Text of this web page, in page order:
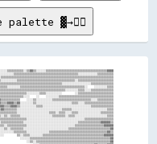
palette ▓→✊🏽
░░░░░░░░░░▒▒▒▒▒▒▒▒▒▒▒▒▒▒▒▒▒▒▒▒▒▒▒▒▒▒▒▒▒▒▒▒▒▒▒▒▒▒▒▒▒▒▒▒▒▒
▓▓▒▒▒▒▒▒▒▒▒▒▒▒▒▒▒▒▒▒▒▒▒▒░░░░░░▒▒▒▒▒▒░░░░░░░░░░░░░░░░░░░░░░░░░░░░░░▒▒▒▒▒▒▒▒▒▒▒▒▒▒▒▒▒▒▒▒▓▓▓▓▒▒▒▒▒▒▓▓▒▒▒▒░░░░░░      ░░░░░░▒▒▒▒▒▒▒▒▒▒▒▒▒▒▒▒▒▒▒▒▒▒▒▒▒▒▒▒▒▒▒▒▒▒▒▒▒▒▒▒▒▒▒▒▒▒▒▒▒▒
▒▒▒▒▒▒▒▒▒▒▒▒▒▒▒▒▒▒▒▒▒▒▒▒▒▒▒▒▒▒▒▒▒▒░░░░░░░░░░░░░░░░░░░░░░░░░░░░░░▒▒▒▒▒▒▒▒▒▒▒▒▒▒▒▒▒▒▒▒▒▒▒▒▓▓▒▒▒▒░░▒▒▒▒▒▒▒▒▒▒░░░░░░░░▒▒▒▒▒▒▒▒░░▓▓▒▒▓▓▓▓▓▓▒▒▒▒▒▒▒▒▒▒▒▒▒▒▒▒▒▒▒▒▒▒▒▒▒▒▒▒▒▒▒▒▒▒▒▒
▒▒▒▒▒▒▒▒▒▒▒▒▒▒▒▒▒▒▒▒▒▒▒▒▒▒▒▒▒▒░░░░░░░░░░░░░░░░░░░░░░░░░░░░░░▒▒▒▒▒▒▒▒▒▒▒▒▒▒▒▒▒▒▒▒▒▒▒▒▒▒▒▒▒▒▒▒▒▒▒▒▒▒▒▒▓▓▒▒▒▒▒▒▒▒▒▒░░▒▒▒▒▒▒░░░░░░▓▓▓▓▓▓▓▓▓▓▓▓▓▓▓▓▓▓▓▓▓▓▓▓▓▓▓▓▓▓▒▒▓▓▒▒▒▒▒▒▒▒▒▒
▒▒▒▒▒▒▒▒▒▒▒▒▒▒▒▒▒▒▒▒▒▒▒▒▒▒▒▒░░░░░░░░░░░░░░░░░░░░░░░░░░▒▒▒▒▒▒▒▒▒▒▒▒▒▒▒▒▒▒▒▒▒▒▒▒▒▒▒▒▒▒▒▒▒▒▒▒▒▒▒▒░░▒▒▒▒▒▒▒▒▒▒▒▒▒▒▒▒▒▒▒▒░░░░▒▒▒▒░░▒▒▓▓▓▓▓▓▓▓▓▓▓▓▓▓▓▓▓▓▓▓▓▓▓▓▓▓▓▓▓▓▓▓▓▓▓▓▓▓▓▓▒▒
▒▒▒▒▒▒▒▒▒▒▒▒▒▒▒▒▒▒▒▒▒▒▒▒▒▒▒▒░░░░░░░░░░░░░░░░░░▒▒▒▒▒▒▒▒▒▒▒▒▒▒▒▒▒▒▒▒▒▒▒▒▒▒▒▒▒▒▒▒▒▒░░░░▒▒▓▓▓▓▓▓░░░░░░▒▒▒▒▒▒▒▒▒▒▒▒▒▒░░░░░░░░▒▒▒▒░░░░▒▒▓▓▓▓▓▓▓▓▓▓▓▓▓▓▓▓▓▓▓▓▓▓▓▓▓▓▓▓▓▓▓▓▓▓▓▓▓▓▓▓
▒▒▒▒▒▒▒▒▒▒▒▒▒▒▒▒▒▒▒▒▒▒▒▒▒▒▒▒░░░░░░░░░░░░▒▒▒▒▒▒▒▒▒▒▒▒▒▒▒▒▒▒▒▒▒▒▒▒▒▒▒▒▒▒▒▒▒▒▒▒▒▒▒▒░░▒▒▓▓▒▒▓▓▓▓▒▒░░▒▒▒▒▒▒░░▒▒▓▓▒▒▒▒▒▒░░░░▒▒▒▒░░▒▒░░░░░░▓▓▓▓▓▓▓▓▓▓▓▓▓▓▓▓▓▓▓▓▓▓▓▓▓▓▓▓▓▓▓▓▓▓▓▓▓▓
▒▒▒▒▒▒▒▒▒▒▒▒▒▒▒▒▒▒▒▒▒▒▒▒▒▒▒▒▒▒░░▒▒▒▒▒▒▒▒▒▒▒▒▒▒▒▒▒▒▒▒▒▒▒▒▒▒▒▒▒▒▒▒▒▒▒▒▒▒▒▒▒▒▒▒▒▒░░▒▒▒▒▒▒▓▓▓▓▒▒▓▓░░░░▒▒░░░░  ▓▓▒▒▒▒░░▒▒░░▒▒▒▒░░░░░░░░░░▒▒▓▓▓▓▓▓▓▓▓▓▓▓▓▓▓▓▓▓▓▓▓▓▓▓▓▓▓▓▓▓▓▓▓▓▓▓
▒▒▒▒▒▒▒▒▒▒▒▒▒▒▒▒▒▒▒▒▒▒▒▒▒▒▒▒▒▒▒▒▒▒▒▒▒▒▒▒▒▒▒▒▒▒▒▒▒▒▒▒▒▒▒▒▒▒▒▒▒▒▒▒▒▒▒▒▒▒▒▒░░▒▒▒▒▒▒▒▒▒▒▒▒▓▓▓▓▒▒▓▓░░░░▒▒░░░░▒▒▓▓▒▒░░░░▒▒░░▒▒░░░░░░░░░░░░░░▒▒▓▓▓▓▓▓▓▓▓▓▓▓▓▓▓▓▓▓▓▓▓▓▓▓▓▓▓▓▓▓▓▓▓▓
▒▒▒▒▒▒▒▒▒▒▒▒▒▒▒▒▒▒▒▒▒▒▒▒▒▒▒▒▒▒▒▒▒▒▒▒▒▒▒▒▒▒▒▒▒▒▒▒▒▒▒▒▒▒▒▒▒▒▒▒▒▒▒▒▒▒▒▒▒▒▒▒▒▒▒▒▒▒▒▒▒▒▓▓▒▒▓▓▓▓▓▓▓▓░░  ▓▓░░░░▓▓▒▒▒▒▒▒▒▒▒▒░░▒▒▒▒░░░░░░░░░░░░░░▒▒▓▓▓▓▓▓▓▓▓▓▓▓▓▓▓▓▓▓▓▓▓▓▓▓▓▓▓▓▓▓▓▓
▒▒▒▒▒▒▒▒▒▒▒▒▒▒▒▒▒▒▒▒▒▒▒▒▒▒▒▒▓▓▒▒▒▒▒▒▒▒▒▒▒▒▒▒▒▒▒▒▒▒▒▒▒▒▒▒▒▒▒▒▒▒▒▒▒▒▒▒▒▒▒▒▒▒▒▒▒▒▒▒▒▒▓▓▒▒▓▓▒▒▓▓▒▒░░░░▓▓░░░░▒▒▒▒▒▒▒▒▒▒░░░░▒▒▒▒░░░░▒▒░░░░░░░░░░▒▒▓▓▒▒▒▒▓▓▓▓▓▓▓▓▓▓▓▓▓▓▓▓▓▓▓▓▓▓▓▓
▒▒▒▒▒▒▒▒▒▒▒▒▒▒▒▒▒▒▒▒▒▒▒▒▓▓▓▓▒▒▒▒▒▒▒▒▒▒▒▒▒▒▒▒▒▒▒▒▒▒▒▒▒▒▒▒▒▒▒▒▒▒▒▒▒▒▒▒▒▒▒▒▒▒▒▒▒▒▒▒▒▒▓▓▒▒▒▒▓▓▓▓▓▓░░░░▒▒░░░░▒▒▒▒▒▒▒▒▓▓▒▒▒▒▒▒░░░░░░░░░░▒▒░░░░░░░░▒▒▒▒▒▒▒▒▒▒▒▒▒▒▒▒▓▓▓▓▓▓▓▓▓▓▓▓▓▓
▒▒▒▒▒▒▒▒▒▒▒▒▒▒▒▒▒▒▒▒▓▓▒▒▓▓▒▒▒▒▒▒▒▒▒▒▒▒▒▒▒▒▒▒▒▒▒▒▒▒▒▒▒▒▒▒▒▒▒▒▒▒▒▒▒▒▒▒▒▒▒▒▒▒▒▒▒▒▒▒▒▒▒▒▒▒▒▒▓▓▓▓▒▒░░░░░░░░░░▓▓▓▓▒▒▒▒▒▒░░▒▒▒▒▒▒░░░░░░░░░░▒▒░░░░░░▒▒▒▒▒▒▒▒▒▒▒▒▒▒▒▒▒▒▒▒▒▒▓▓▓▓▓▓▓▓
▓▓▒▒▒▒▒▒▒▒▒▒▒▒▒▒▒▒▒▒▓▓▓▓▓▓▒▒▒▒▒▒▒▒▒▒▒▒▒▒▒▒▒▒▒▒▒▒▒▒▒▒▒▒▒▒▒▒▒▒▒▒▒▒▒▒▒▒▒▒▒▒▒▒▒▒▒▒▒▒▒▒▒▒▓▓▓▓▒▒▓▓▒▒▒▒▒▒░░▒▒▒▒▒▒▒▒▒▒▒▒▒▒░░▒▒▒▒▒▒░░░░░░░░░░░░▒▒░░░░░░▒▒▒▒▒▒▒▒▒▒▒▒▒▒▒▒▒▒▒▒▒▒▒▒▒▒▒▒
▓▓▓▓▒▒▒▒▒▒▒▒▒▒▒▒▓▓▓▓▒▒▓▓▓▓▒▒▒▒▒▒▒▒▒▒▒▒▒▒▒▒▒▒▒▒▒▒▒▒▒▒▒▒▒▒▒▒▒▒▒▒▒▒▒▒▒▒▒▒▒▒▒▒▒▒▒▒▒▒▒▒▒▒▓▓▓▓▓▓▓▓▒▒▒▒░░░░▒▒▓▓▓▓▒▒░░▒▒▒▒▒▒▒▒▒▒▒▒░░░░░░░░░░░░░░░░░░░░▒▒▒▒▒▒▒▒▒▒▒▒▒▒▒▒▒▒▒▒▒▒▒▒▓▓▒▒
▓▓▓▓▓▓▓▓▓▓▓▓▓▓▓▓▓▓▓▓▒▒▒▒▒▒▒▒▒▒▒▒▒▒▒▒▒▒▒▒▒▒▒▒▒▒▒▒▒▒▒▒▒▒▒▒▒▒▒▒▒▒▒▒▒▒▒▒▒▒▒▒▒▒▒▒▒▒▒▒▒▒▒▒▓▓▒▒▓▓▒▒▒▒▒▒▒▒▒▒▓▓▓▓▓▓▒▒▒▒▒▒▒▒▒▒▒▒▒▒▒▒░░░░░░░░░░░░░░░░░░░░▒▒▒▒▒▒▒▒▒▒▒▒▒▒▒▒▒▒▒▒▒▒▒▒▒▒▒▒
▓▓▓▓▓▓▓▓▓▓▓▓▓▓▓▓▓▓▓▓▓▓▓▓▓▓▓▓▒▒▒▒▒▒▒▒▒▒▒▒▒▒▒▒▒▒▒▒▒▒▒▒▒▒▒▒▒▒▒▒▒▒▒▒▒▒▒▒▒▒▒▒▒▒▒▒▒▒▒▒▒▒▒▒▒▒▓▓▓▓▒▒▒▒▓▓▓▓▓▓▓▓▓▓▓▓▒▒▒▒▒▒▒▒▒▒▒▒▒▒▒▒░░░░░░▒▒░░░░░░░░░░░░░░▒▒▒▒▒▒▒▒▒▒▒▒▒▒▒▒▒▒▒▒▒▒▒▒▒▒
▓▓▓▓▓▓▓▓▓▓▓▓▓▓▓▓▓▓▓▓▓▓▓▓▒▒▓▓▒▒▒▒▒▒▒▒▒▒▒▒▒▒▒▒▒▒▒▒▒▒▒▒▒▒▒▒▒▒▒▒▒▒▒▒▒▒▒▒▒▒▒▒▒▒▒▒▒▒▒▒▒▒▒▒▒▒▒▒▓▓▒▒▒▒▒▒▒▒▒▒▓▓▓▓▓▓▓▓▒▒▒▒▒▒░░▒▒▒▒▒▒░░░░░░░░░░░░░░░░░░░░░░░░▒▒▒▒▒▒▒▒▒▒▒▒▒▒▒▒▒▒▒▒▒▒▒▒
▓▓▓▓▓▓▓▓▓▓▓▓▓▓▓▓▓▓▓▓▓▓▓▓▓▓▒▒▒▒▒▒▒▒▒▒▒▒▒▒▒▒▒▒▒▒▒▒▒▒▒▒▒▒▒▒▒▒▒▒▒▒▒▒▒▒▒▒▒▒▒▒▒▒▒▒▒▒▒▒▒▒▒▒▒▒▒▒▓▓▒▒▓▓▒▒▒▒▒▒▓▓▓▓▓▓▓▓▒▒▒▒▒▒▒▒▒▒▒▒▒▒░░▒▒░░░░░░░░░░░░░░░░░░░░▒▒▒▒▒▒▒▒▒▒▒▒▒▒▒▒▒▒▒▒▒▒▒▒
▓▓▓▓▓▓▓▓▓▓▓▓▓▓▓▓▓▓▓▓▓▓▓▓▓▓▓▓▒▒▒▒▒▒▒▒▒▒▒▒▒▒▒▒▒▒▒▒▒▒▒▒▒▒▒▒▒▒▒▒▒▒▒▒▒▒▒▒▒▒▒▒▒▒▒▒▒▒▒▒▒▒▒▒▒▒▒▒▒▒▒▒▒▒▒▒▓▓▒▒▒▒▓▓▓▓▓▓▒▒▒▒▒▒▒▒▒▒▒▒▒▒▒▒▒▒░░▒▒▒▒░░░░░░░░░░░░░░░░▒▒▒▒▒▒▒▒▒▒▒▒▒▒▒▒▒▒▒▒▒▒
▓▓▓▓▓▓▓▓▓▓▓▓▓▓▓▓▓▓▓▓▓▓▓▓▓▓▓▓▓▓▓▓▒▒▒▒▒▒▒▒▒▒▒▒▒▒▒▒▒▒▒▒▒▒▒▒▒▒▒▒▒▒▒▒▒▒▒▒▒▒▒▒▒▒▒▒▒▒▒▒▒▒▒▒▒▒▒▒▓▓▒▒▓▓▒▒▓▓▒▒▒▒▒▒▒▒▓▓▒▒▒▒▒▒▒▒▒▒▒▒▒▒▒▒▒▒▒▒▒▒▒▒░░░░░░░░░░░░░░░░░░▒▒▒▒▒▒▒▒▒▒▒▒▒▒▒▒▒▒▒▒
▓▓▓▓▓▓▓▓▓▓▓▓▓▓▓▓▓▓▓▓▓▓▓▓▓▓▓▓▓▓▓▓▓▓▓▓▒▒▒▒▒▒▒▒▒▒▒▒▒▒▒▒▒▒▒▒▒▒▒▒▒▒▒▒▒▒▒▒▒▒▒▒▒▒▒▒▒▒▒▒▒▒▒▒▒▒▒▒▓▓▒▒▒▒▒▒▒▒▓▓▒▒▒▒▒▒▒▒▓▓▒▒▒▒▒▒▒▒▒▒▒▒▒▒▒▒▒▒▒▒▒▒░░░░░░░░░░░░░░░░░░▒▒▒▒▒▒▒▒▒▒▒▒▒▒▒▒▓▓▒▒
▓▓▓▓▓▓▓▓▓▓▓▓▓▓▓▓▓▓▓▓▓▓▓▓▓▓▓▓▓▓▓▓▓▓▓▓▓▓▓▓▒▒▒▒▒▒▒▒▒▒▒▒▒▒▒▒▒▒▒▒▒▒▒▒▒▒▒▒▒▒▒▒▒▒▒▒▒▒▒▒▒▒▒▒▒▒▒▒▒▒▓▓▓▓▒▒▒▒▒▒▓▓▒▒▒▒▒▒▒▒▓▓▒▒▒▒▒▒▒▒▒▒▒▒▒▒▒▒▒▒▒▒░░░░░░░░░░░░░░░░░░░░▒▒▒▒▒▒▒▒▒▒▒▒▓▓▒▒▒▒
▓▓▓▓▓▓▓▓▓▓▓▓▓▓▓▓▓▓▓▓▓▓▓▓▓▓▓▓▓▓▓▓▓▓▓▓▓▓▓▓▓▓▓▓▒▒▒▒▒▒▒▒▒▒▒▒▒▒▒▒▒▒▒▒▒▒▒▒▒▒▒▒▒▒▒▒▒▒▒▒▒▒